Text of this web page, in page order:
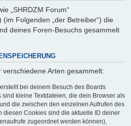
„SHRDZM Forum“
(im Folgenden „der Betreiber“) die
deines Foren-Besuchs gesammelt
Arten gesammelt:
bei deinem Besuch des Boards
kleine Textdateien, die dein Browser als
die zwischen den einzelnen Aufrufen des
diesen Cookies sind die aktuelle ID deiner
zugeordnet werden können),